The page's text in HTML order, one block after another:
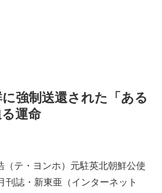
強制送還された「ある
運命
（テ・ヨンホ）元駐英北朝鮮公使
刊誌・新東亜（インターネット